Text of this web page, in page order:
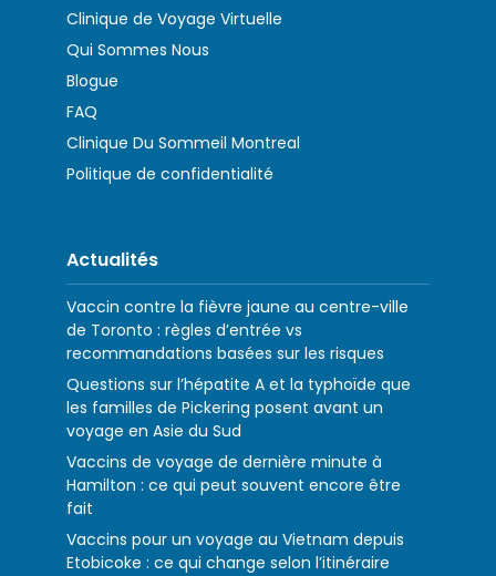
Clinique de Voyage Virtuelle
Qui Sommes Nous
Blogue
FAQ
Clinique Du Sommeil Montreal
Politique de confidentialité
Actualités
Vaccin contre la fièvre jaune au centre-ville
de Toronto : règles d’entrée vs
recommandations basées sur les risques
Questions sur l’hépatite A et la typhoïde que
les familles de Pickering posent avant un
voyage en Asie du Sud
Vaccins de voyage de dernière minute à
Hamilton : ce qui peut souvent encore être
fait
Vaccins pour un voyage au Vietnam depuis
Etobicoke : ce qui change selon l’itinéraire